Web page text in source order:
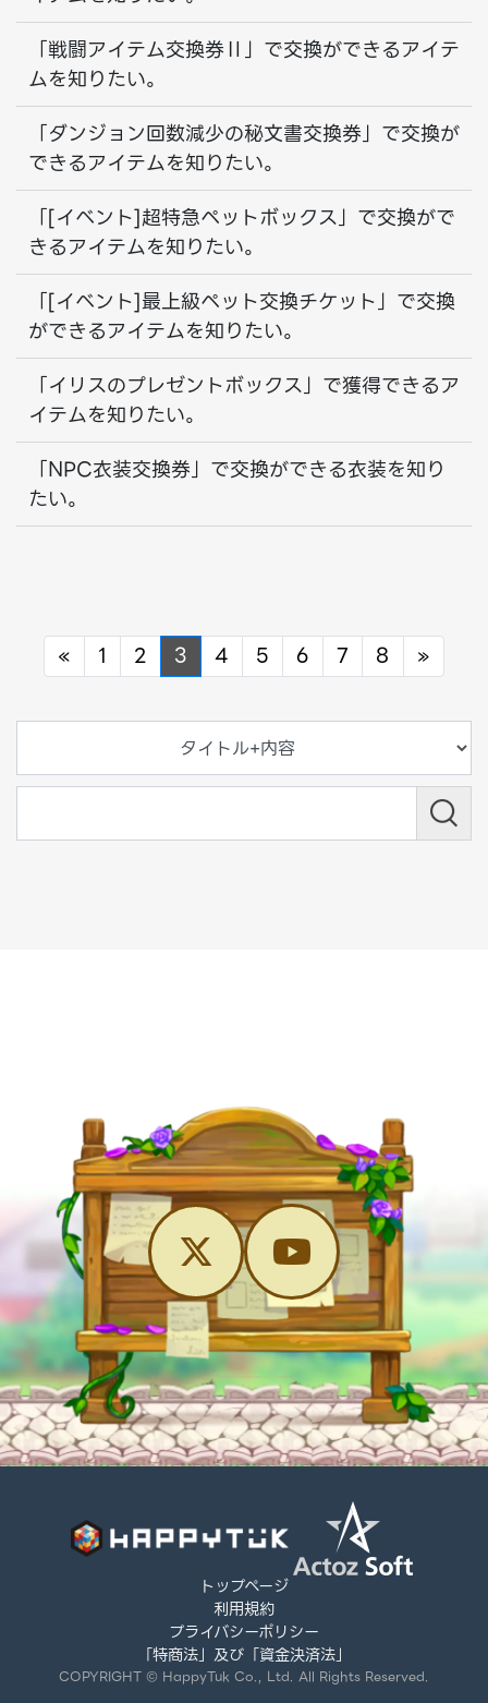
「戦闘アイテム交換券Ⅱ」で交換ができるアイテ
ムを知りたい。
「ダンジョン回数減少の秘文書交換券」で交換が
できるアイテムを知りたい。
「[イベント]超特急ペットボックス」で交換がで
きるアイテムを知りたい。
「[イベント]最上級ペット交換チケット」で交換
ができるアイテムを知りたい。
「イリスのプレゼントボックス」で獲得できるア
イテムを知りたい。
「NPC衣装交換券」で交換ができる衣装を知り
たい。
« Previous
1 2 3 4 5 6 7 8 »
トップページ
利用規約
プライバシーポリシー
「特商法」及び「資金決済法」
COPYRIGHT © HappyTuk Co., Ltd. All Rights Reserved.